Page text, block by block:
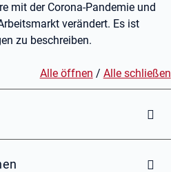
mit der Corona-Pandemie und
verändert. Es ist
zu beschreiben.
Alle öffnen / Alle schließen